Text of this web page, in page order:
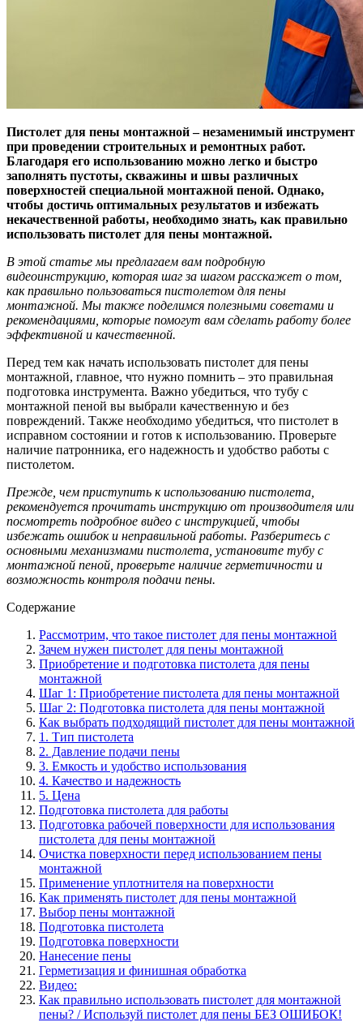
Пистолет для пены монтажной – незаменимый инструмент
при проведении строительных и ремонтных работ.
Благодаря его использованию можно легко и быстро
заполнять пустоты, скважины и швы различных
поверхностей специальной монтажной пеной. Однако,
чтобы достичь оптимальных результатов и избежать
некачественной работы, необходимо знать, как правильно
использовать пистолет для пены монтажной.
В этой статье мы предлагаем вам подробную
видеоинструкцию, которая шаг за шагом расскажет о том,
как правильно пользоваться пистолетом для пены
монтажной. Мы также поделимся полезными советами и
рекомендациями, которые помогут вам сделать работу более
эффективной и качественной.
Перед тем как начать использовать пистолет для пены
монтажной, главное, что нужно помнить – это правильная
подготовка инструмента. Важно убедиться, что тубу с
монтажной пеной вы выбрали качественную и без
повреждений. Также необходимо убедиться, что пистолет в
исправном состоянии и готов к использованию. Проверьте
наличие патронника, его надежность и удобство работы с
пистолетом.
Прежде, чем приступить к использованию пистолета,
рекомендуется прочитать инструкцию от производителя или
посмотреть подробное видео с инструкцией, чтобы
избежать ошибок и неправильной работы. Разберитесь с
основными механизмами пистолета, установите тубу с
монтажной пеной, проверьте наличие герметичности и
возможность контроля подачи пены.
Содержание
Рассмотрим, что такое пистолет для пены монтажной
Зачем нужен пистолет для пены монтажной
Приобретение и подготовка пистолета для пены
монтажной
Шаг 1: Приобретение пистолета для пены монтажной
Шаг 2: Подготовка пистолета для пены монтажной
Как выбрать подходящий пистолет для пены монтажной
1. Тип пистолета
2. Давление подачи пены
3. Емкость и удобство использования
4. Качество и надежность
5. Цена
Подготовка пистолета для работы
Подготовка рабочей поверхности для использования
пистолета для пены монтажной
Очистка поверхности перед использованием пены
монтажной
Применение уплотнителя на поверхности
Как применять пистолет для пены монтажной
Выбор пены монтажной
Подготовка пистолета
Подготовка поверхности
Нанесение пены
Герметизация и финишная обработка
Видео:
Как правильно использовать пистолет для монтажной
пены? / Используй пистолет для пены БЕЗ ОШИБОК!